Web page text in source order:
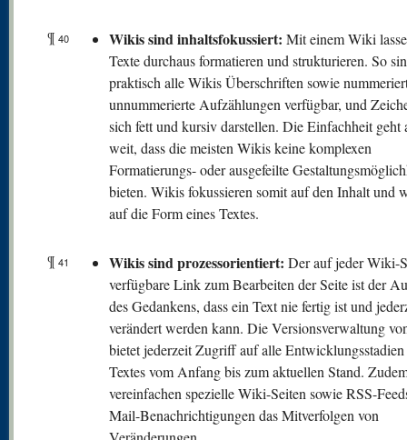
¶ 40 Wikis sind inhaltsfokussiert: Mit einem Wiki
Texte durchaus formatieren und strukturieren. So
praktisch alle Wikis Überschriften sowie
unnummerierte Aufzählungen verfügbar, und
sich fett und kursiv darstellen. Die Einfachheit geht
weit, dass die meisten Wikis keine komplexen
Formatierungs- oder ausgefeilte
bieten. Wikis fokussieren somit auf den Inhalt und
auf die Form eines Textes.
¶ 41 Wikis sind prozessorientiert: Der auf jeder Wiki-
verfügbare Link zum Bearbeiten der Seite ist der
des Gedankens, dass ein Text nie fertig ist und
verändert werden kann. Die Versionsverwaltung
bietet jederzeit Zugriff auf alle Entwicklungsstadien
Textes vom Anfang bis zum aktuellen Stand.
vereinfachen spezielle Wiki-Seiten sowie RSS-
Mail-Benachrichtigungen das Mitverfolgen von